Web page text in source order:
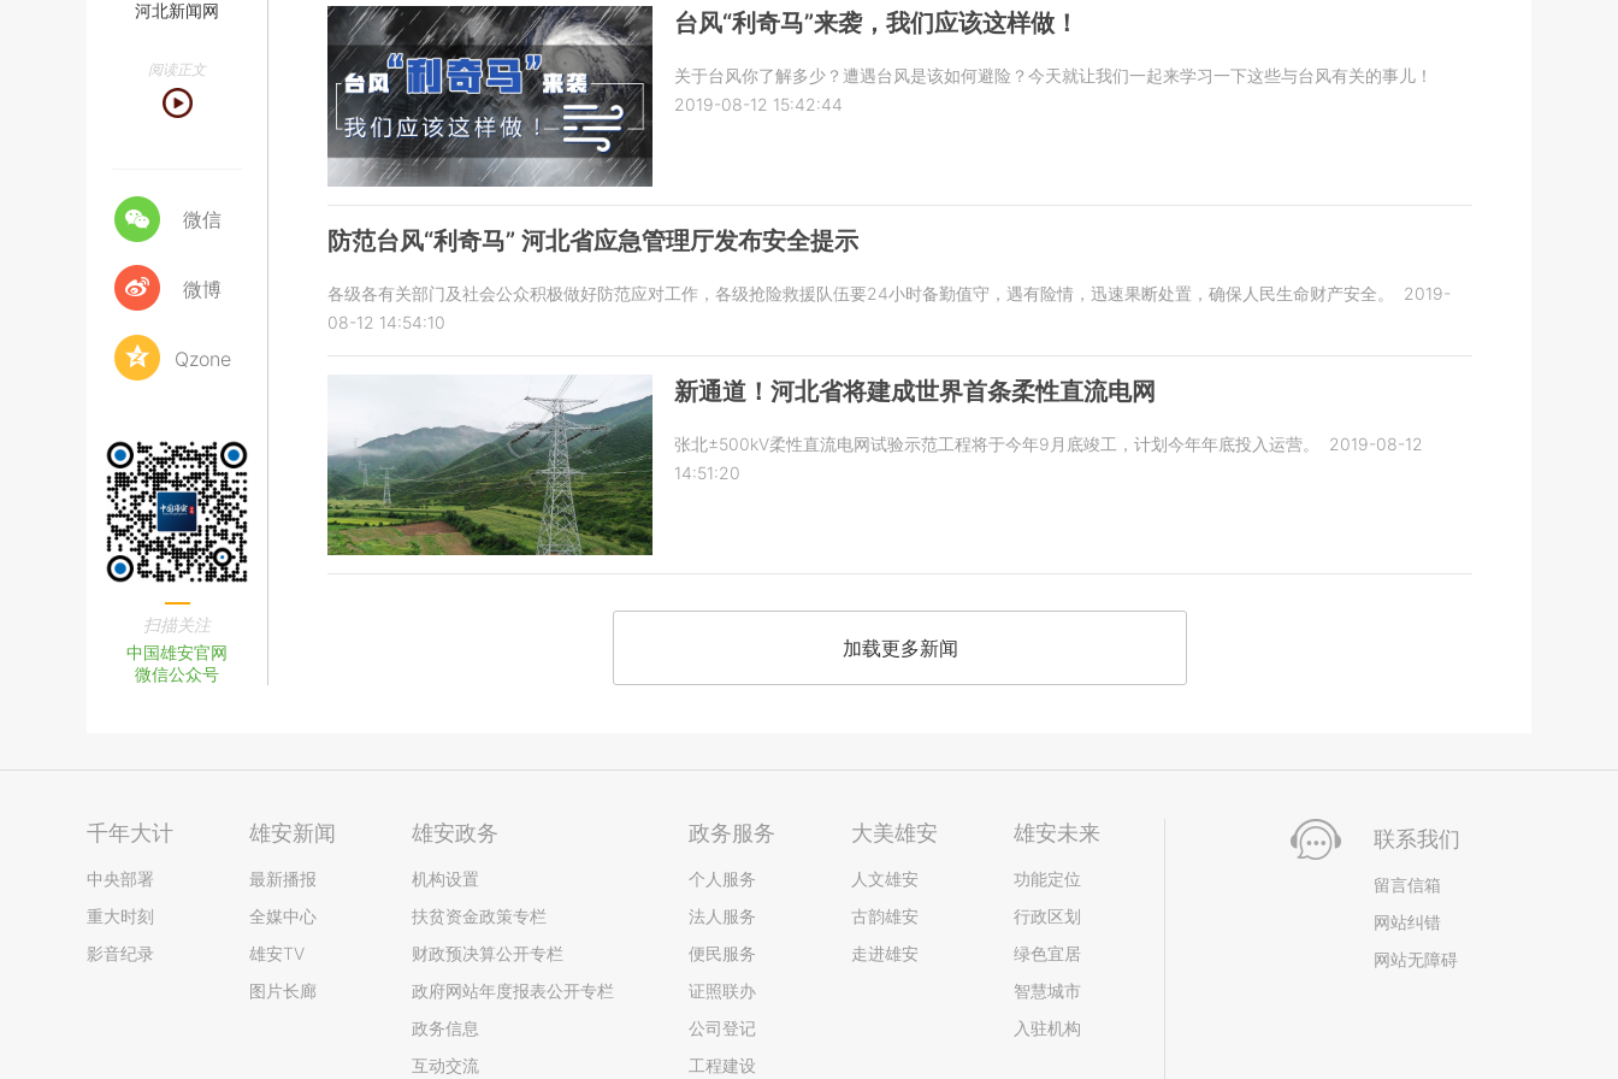
河北新闻网
阅读正文
微信
微博
Qzone
扫描关注
中国雄安官网
微信公众号
台风“利奇马”来袭，我们应该这样做！
关于台风你了解多少？遭遇台风是该如何避险？今天就让我们一起来学习一下这些与台风有关的事儿！
2019-08-12 15:42:44
防范台风“利奇马” 河北省应急管理厅发布安全提示
各级各有关部门及社会公众积极做好防范应对工作，各级抢险救援队伍要24小时备勤值守，遇有险情，迅速果断处置，确保人民生命财产安全。
2019-
08-12 14:54:10
新通道！河北省将建成世界首条柔性直流电网
张北±500kV柔性直流电网试验示范工程将于今年9月底竣工，计划今年年底投入运营。
2019-08-12
14:51:20
加载更多新闻
千年大计
中央部署
重大时刻
影音纪录
雄安新闻
最新播报
全媒中心
雄安TV
图片长廊
雄安政务
机构设置
扶贫资金政策专栏
财政预决算公开专栏
政府网站年度报表公开专栏
政务信息
互动交流
政务服务
个人服务
法人服务
便民服务
证照联办
公司登记
工程建设
大美雄安
人文雄安
古韵雄安
走进雄安
雄安未来
功能定位
行政区划
绿色宜居
智慧城市
入驻机构
联系我们
留言信箱
网站纠错
网站无障碍